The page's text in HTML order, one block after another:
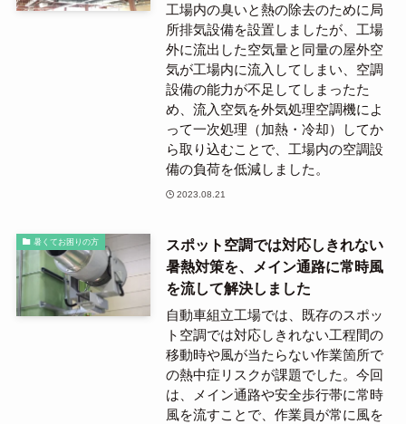
工場内の臭いと熱の除去のために局
所排気設備を設置しましたが、工場
外に流出した空気量と同量の屋外空
気が工場内に流入してしまい、空調
設備の能力が不足してしまったた
め、流入空気を外気処理空調機によ
って一次処理（加熱・冷却）してか
ら取り込むことで、工場内の空調設
備の負荷を低減しました。
2023.08.21
暑くてお困りの方
スポット空調では対応しきれない
暑熱対策を、メイン通路に常時風
を流して解決しました
自動車組立工場では、既存のスポッ
ト空調では対応しきれない工程間の
移動時や風が当たらない作業箇所で
の熱中症リスクが課題でした。今回
は、メイン通路や安全歩行帯に常時
風を流すことで、作業員が常に風を